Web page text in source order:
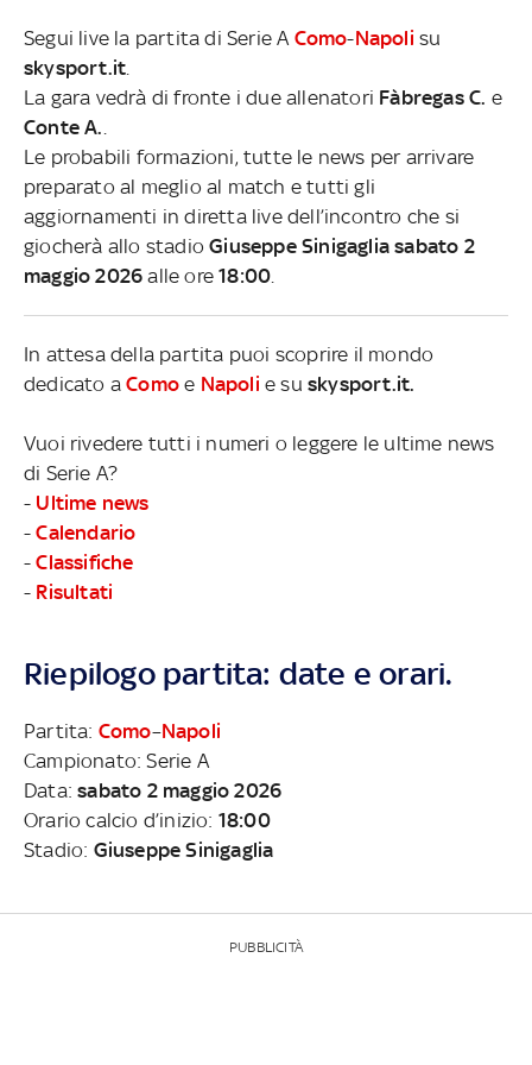
Segui live la partita di Serie A Como-Napoli su
skysport.it
La gara vedrà di fronte i due allenatori Fàbregas C. e
Conte A.
Le probabili formazioni, tutte le news per arrivare
preparato al meglio al match e tutti gli
aggiornamenti in diretta live dell’incontro che si
giocherà allo stadioGiuseppe Sinigaglia sabato 2
maggio 2026 alle ore18:00
In attesa della partita puoi scoprire il mondo
dedicato aComo e Napoli e suskysport.it.
Vuoi rivedere tutti i numeri o leggere le ultime news
di Serie A?
- Ultime news
-Calendario
-Classifiche
- Risultati
Riepilogo partita: date e orari.
Partita: Como–Napoli
Campionato: Serie A
Data:sabato 2 maggio 2026
Orario calcio d’inizio: 18:00
Stadio: Giuseppe Sinigaglia
PUBBLICITÀ